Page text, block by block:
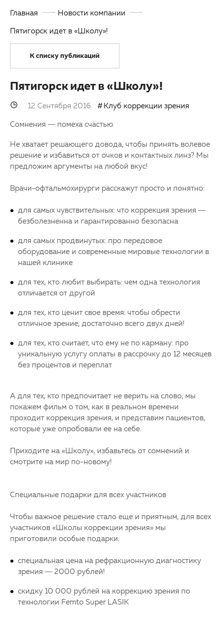
ОМС
3D-тур по клинике
Партнерам
Закупки
Клуб офтальмологов
Другие заболевания глаз
Детская офтальмология
Оптика
Главная
Новости компании
Пятигорск идет в «Школу»!
К списку публикаций
Пятигорск идет в «Школу»!
12 Сентября 2016 Клуб коррекции зрения
Сомнения — помеха счастью
Не хватает решающего довода, чтобы принять волевое
решение и избавиться от очков и контактных линз? Мы
предложим аргументы на любой вкус!
Врачи-офтальмохирурги расскажут просто и понятно:
для самых чувствительных: что коррекция зрения —
безболезненна и гарантированно безопасна
для самых продвинутых: про передовое
оборудование и современные мировые технологии в
нашей клинике
для тех, кто любит выбирать: чем одна технология
отличается от другой
для тех, кто ценит свое время: чтобы обрести
отличное зрение, достаточно всего двух дней!
для тех, кто считает, что ему не по карману: про
уникальную услугу оплаты в рассрочку до 12 месяцев
без процентов и переплат
А для тех, кто предпочитает не верить на слово, мы
покажем фильм о том, как в реальном времени
проходит коррекция зрения, и представим пациентов,
которые уже опробовали ее на себе.
Приходите на «Школу», избавьтесь от сомнений и
смотрите на мир по-новому!
Специальные подарки для всех участников
Чтобы важное решение стало еще и приятным, для всех
участников «Школы коррекции зрения» мы
приготовили особые подарки:
специальная цена на рефракционную диагностику
зрения — 2000 рублей!
скидку 10 000 рублей на коррекцию зрения по
технологии Femto Super LASIK